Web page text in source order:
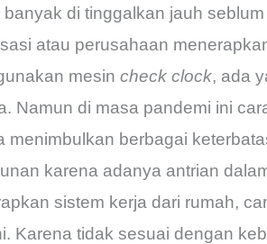
di tinggalkan jauh
atau perusahaan
mesin check clock, ada
Namun di masa pandemi ini
menimbulkan berbagai
karena adanya antrian
sistem kerja dari rumah,
Karena tidak sesuai dengan